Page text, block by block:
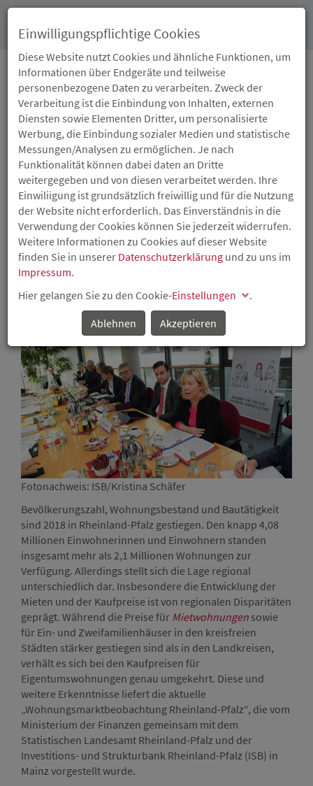
21.10.2019
WOHNSTANDORT
RHEINLAND-PFALZ:
BAUGENEHMIGUNGEN
UND
BAUFERTIGSTELLUNGEN
WEITER ANSTEIGEND
Fotonachweis: ISB/Kristina Schäfer
Bevölkerungszahl, Wohnungsbestand und Bautätigkeit
sind 2018 in Rheinland-Pfalz gestiegen. Den knapp 4,08
Millionen Einwohnerinnen und Einwohnern standen
insgesamt mehr als 2,1 Millionen Wohnungen zur
Verfügung. Allerdings stellt sich die Lage regional
unterschiedlich dar. Insbesondere die Entwicklung der
Mieten und der Kaufpreise ist von regionalen Disparitäten
geprägt. Während die Preise für Mietwohnungen sowie
für Ein- und Zweifamilienhäuser in den kreisfreien
Städten stärker gestiegen sind als in den Landkreisen,
verhält es sich bei den Kaufpreisen für
Eigentumswohnungen genau umgekehrt. Diese und
weitere Erkenntnisse liefert die aktuelle
„Wohnungsmarktbeobachtung Rheinland-Pfalz“, die vom
Ministerium der Finanzen gemeinsam mit dem
Statistischen Landesamt Rheinland-Pfalz und der
Investitions- und Strukturbank Rheinland-Pfalz (ISB) in
Mainz vorgestellt wurde.
Einwilligungspflichtige Cookies
Diese Website nutzt Cookies und ähnliche Funktionen, um
Informationen über Endgeräte und teilweise
personenbezogene Daten zu verarbeiten. Zweck der
Verarbeitung ist die Einbindung von Inhalten, externen
Diensten sowie Elementen Dritter, um personalisierte
Werbung, die Einbindung sozialer Medien und statistische
Messungen/Analysen zu ermöglichen. Je nach
Funktionalität können dabei daten an Dritte
weitergegeben und von diesen verarbeitet werden. Ihre
Einwiliigung ist grundsätzlich freiwillig und für die Nutzung
der Website nicht erforderlich. Das Einverständnis in die
Verwendung der Cookies können Sie jederzeit widerrufen.
Weitere Informationen zu Cookies auf dieser Website
finden Sie in unserer Datenschutzerklärung und zu uns im
Impressum.
Hier gelangen Sie zu den Cookie-Einstellungen
.
Ablehnen
Akzeptieren